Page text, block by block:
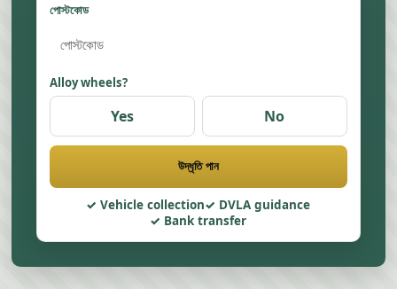
পোস্টকোড
Alloy wheels?
Yes No
উদ্ধৃতি পান
Vehicle collection
DVLA guidance
Bank transfer